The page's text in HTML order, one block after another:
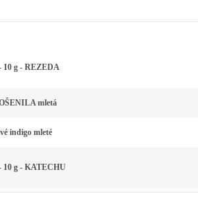
10 g - REZEDA
mletá
indigo mleté
10 g - KATECHU